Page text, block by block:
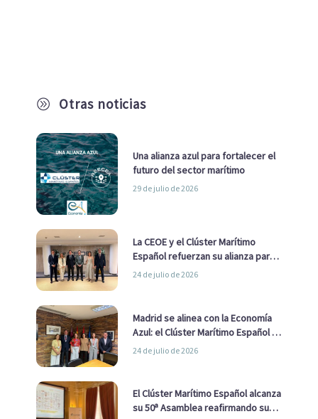
A Otras noticias
Una alianza azul para fortalecer el
futuro del sector marítimo
29 de julio de 2026
La CEOE y el Clúster Marítimo
Español refuerzan su alianza para
impulsar una estrategia Nacional
24 de julio de 2026
Madrid se alinea con la Economía
Azul: el Clúster Marítimo Español y
la Real Liga Naval avanzan alianzas
24 de julio de 2026
El Clúster Marítimo Español alcanza
su 50ª Asamblea reafirmando su